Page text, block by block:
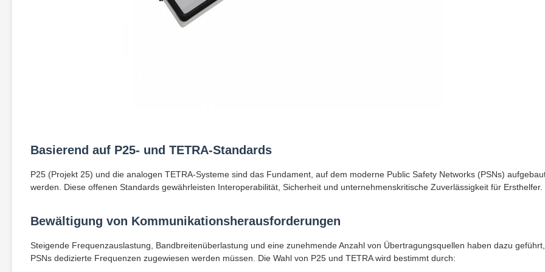
Basierend auf P25- und TETRA-Standards
P25 (Projekt 25) und die analogen TETRA-Systeme sind das Fundament, auf dem moderne Public Safety Networks (PSNs)
werden. Diese offenen Standards gewährleisten Interoperabilität, Sicherheit und unternehmenskritische Zuverlässigkeit für Ersthelfer.
Bewältigung von Kommunikationsherausforderungen
Steigende Frequenzauslastung, Bandbreitenüberlastung und eine zunehmende Anzahl von Übertragungsquellen haben dazu
PSNs dedizierte Frequenzen zugewiesen werden müssen. Die Wahl von P25 und TETRA wird bestimmt durch: